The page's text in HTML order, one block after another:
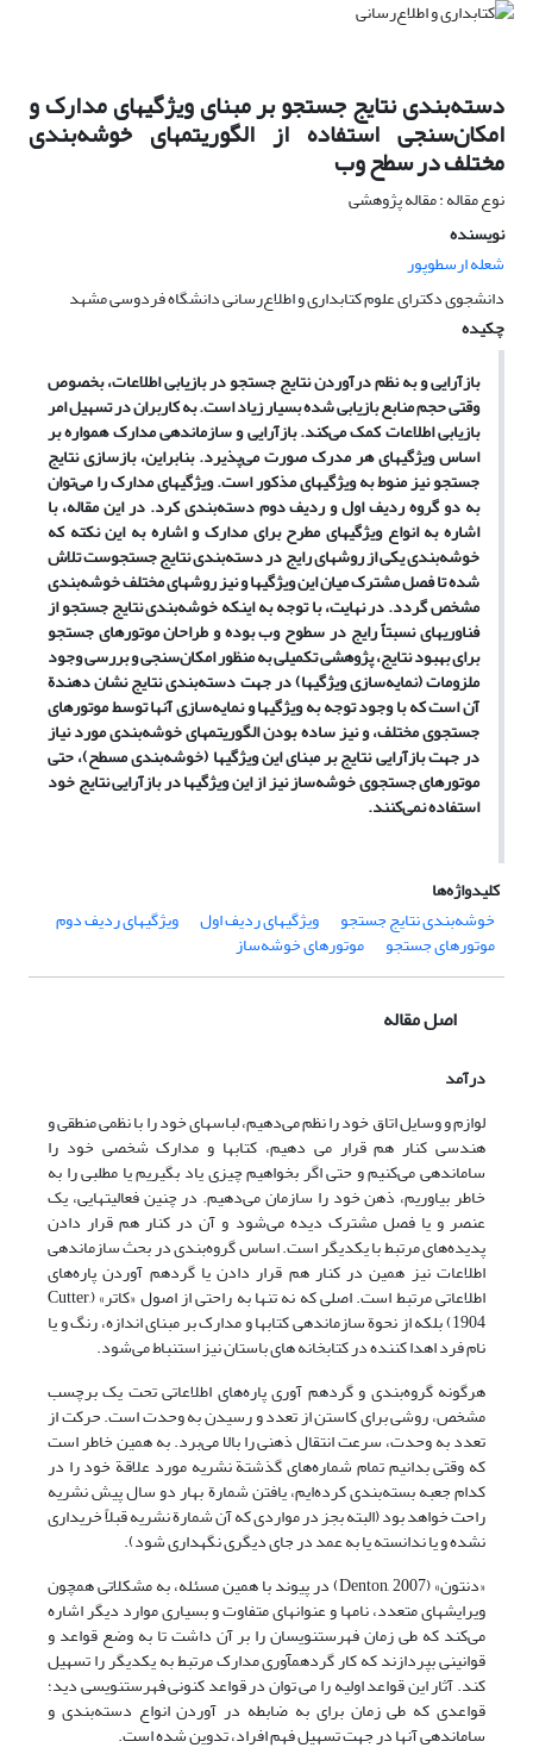
دسته‌بندی نتایج جستجو بر مبنای ویژگیهای مدارک و
امکان‌سنجی استفاده از الگوریتمهای خوشه‌بندی
مختلف در سطح وب
نوع مقاله : مقاله پژوهشی
نویسنده
شعله ارسطوپور
دانشجوی دکترای علوم کتابداری و اطلاع‌رسانی دانشگاه فردوسی مشهد
چکیده
بازآرایی و به نظم درآوردن نتایج جستجو در بازیابی اطلاعات، بخصوص
وقتی حجم منابع بازیابی شده بسیار زیاد است. به کاربران در تسهیل امر
بازیابی اطلاعات کمک می‌کند. بازآرایی و سازماندهی مدارک همواره بر
اساس ویژگیهای هر مدرک صورت می‌پذیرد. بنابراین، بازسازی نتایج
جستجو نیز منوط به ویژگیهای مذکور است. ویژگیهای مدارک را می‌توان
به دو گروه ردیف اول و ردیف دوم دسته‌بندی کرد. در این مقاله، با
اشاره به انواع ویژگیهای مطرح برای مدارک و اشاره به این نکته که
خوشه‌بندی یکی از روشهای رایج در دسته‌بندی نتایج جستجوست تلاش
شده تا فصل مشترک میان این ویژگیها و نیز روشهای مختلف خوشه‌بندی
مشخص گردد. در نهایت، با توجه به اینکه خوشه‌بندی نتایج جستجو از
فناوریهای نسبتاً رایج در سطوح وب بوده و طراحان موتورهای جستجو
برای بهبود نتایج، پژوهشی تکمیلی به منظور امکان‌سنجی و بررسی وجود
ملزومات (نمایه‌سازی ویژگیها) در جهت دسته‌بندی نتایج نشان دهندة
آن است که با وجود توجه به ویژگیها و نمایه‌سازی آنها توسط موتورهای
جستجوی مختلف، و نیز ساده بودن الگوریتمهای خوشه‌بندی مورد نیاز
در جهت بازآرایی نتایج بر مبنای این ویژگیها (خوشه‌بندی مسطح)، حتی
موتورهای جستجوی خوشه‌ساز نیز از این ویژگیها در بازآرایی نتایج خود
استفاده نمی‌کنند.
کلیدواژه‌ها
خوشه‌بندی نتایج جستجو
ویژگیهای ردیف اول ویژگیهای ردیف دوم
موتورهای جستجو موتورهای خوشه‌ساز
اصل مقاله
درآمد
لوازم و وسایل اتاق خود را نظم می‌دهیم، لباسهای خود را با نظمی منطقی و
هندسی کنار هم قرار می دهیم، کتابها و مدارک شخصی خود را
ساماندهی می‌کنیم و حتی اگر بخواهیم چیزی یاد بگیریم یا مطلبی را به
خاطر بیاوریم، ذهن خود را سازمان می‌دهیم. در چنین فعالیتهایی، یک
عنصر و یا فصل مشترک دیده می‌شود و آن در کنار هم قرار دادن
پدیده‌های مرتبط با یکدیگر است. اساس گروه‌بندی در بحث سازماندهی
اطلاعات نیز همین در کنار هم قرار دادن یا گردهم آوردن پاره‌های
اطلاعاتی مرتبط است. اصلی که نه تنها به راحتی از اصول «کاتر» (Cutter,
1904) بلکه از نحوة سازماندهی کتابها و مدارک بر مبنای اندازه، رنگ و یا
نام فرد اهدا کننده در کتابخانه های باستان نیز استنباط می‌شود.
هرگونه گروه‌بندی و گردهم آوری پاره‌های اطلاعاتی تحت یک برچسب
مشخص، روشی برای کاستن از تعدد و رسیدن به وحدت است. حرکت از
تعدد به وحدت، سرعت انتقال ذهنی را بالا می‌برد. به همین خاطر است
که وقتی بدانیم تمام شماره‌های گذشتة نشریه مورد علاقة خود را در
کدام جعبه بسته‌بندی کرده‌ایم، یافتن شمارة بهار دو سال پیش نشریه
راحت خواهد بود (البته بجز در مواردی که آن شمارة نشریه قبلاً خریداری
نشده و یا ندانسته یا به عمد در جای دیگری نگهداری شود).
«دنتون» (Denton, 2007) در پیوند با همین مسئله، به مشکلاتی همچون
ویرایشهای متعدد، نامها و عنوانهای متفاوت و بسیاری موارد دیگر اشاره
می‌کند که طی زمان فهرستنویسان را بر آن داشت تا به وضع قواعد و
قوانینی بپردازند که کار گردهم‏آوری مدارک مرتبط به یکدیگر را تسهیل
کند. آثار این قواعد اولیه را می توان در قواعد کنونی فهرستنویسی دید؛
قواعدی که طی زمان برای به ضابطه در آوردن انواع دسته‌بندی و
ساماندهی آنها در جهت تسهیل فهم افراد، تدوین شده است.